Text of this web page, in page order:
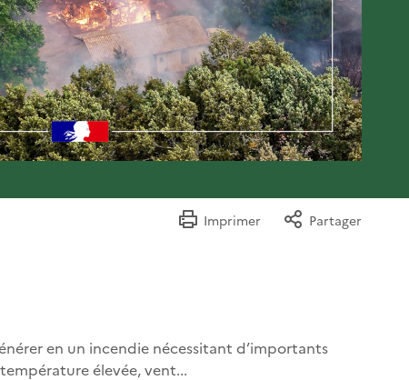
Imprimer Partager
en un incendie nécessitant d’importants
élevée, vent...